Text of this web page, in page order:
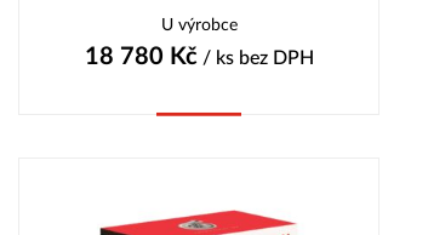
U výrobce
18 780 Kč/ ks bez DPH